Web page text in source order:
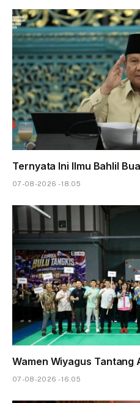
Ternyata Ini Ilmu Bahlil
07-08-2026 - 18.05
Wamen Wiyagus Tantang
07-08-2026 - 16.05